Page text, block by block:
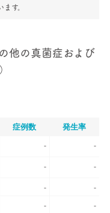
す。
他の真菌症および
症例数 発生率
- -
- -
- -
- -